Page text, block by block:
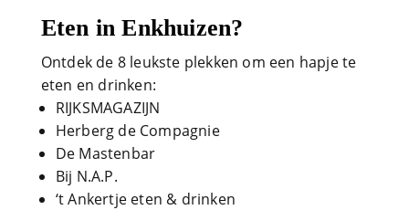
Eten in Enkhuizen?
Ontdek de 8 leukste plekken om een hapje te
eten en drinken:
RIJKSMAGAZIJN
Herberg de Compagnie
De Mastenbar
Bij N.A.P.
‘t Ankertje eten & drinken